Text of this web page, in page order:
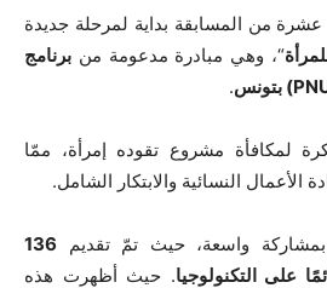
من المسابقة بداية لمرحلة جديدة
“، وهي مبادرة مدعومة من برنامج
.
لمكافأة مشروع تقوده إمرأة، ممّا
الأعمال النسائية والابتكار الشامل.
واسعة، حيث تمّ تقديم 136
على التكنولوجيا. حيث أظهرت هذه